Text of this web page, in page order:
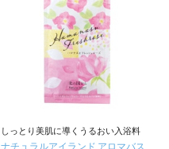
しっとり美肌に導くうるおい入浴料
ナチュラルアイランド アロマバス